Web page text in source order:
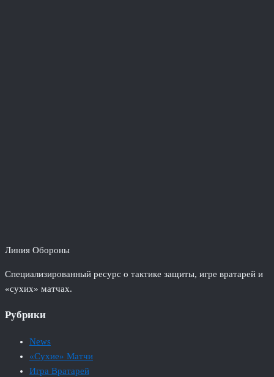
Линия Обороны
Специализированный ресурс о тактике защиты, игре вратарей и
«сухих» матчах.
Рубрики
News
«Сухие» Матчи
Игра Вратарей